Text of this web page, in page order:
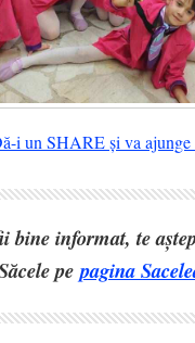
i un SHARE și va ajunge
bine informat, te
pepagina